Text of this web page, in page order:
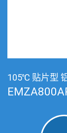
105℃ 贴片型